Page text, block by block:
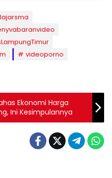
videoporno
Ekonomi Harga
Ini Kesimpulannya